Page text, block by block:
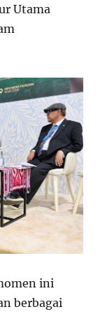
Utama
ini
berbagai